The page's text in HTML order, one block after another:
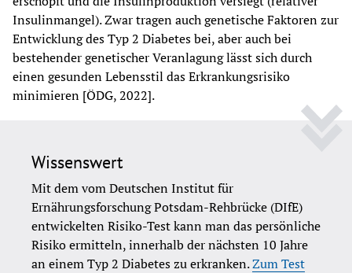
Insulinmangel). Zwar tragen auch genetische Faktoren zur
Entwicklung des Typ 2 Diabetes bei, aber auch bei
bestehender genetischer Veranlagung lässt sich durch
einen gesunden Lebensstil das Erkrankungsrisiko
minimieren [ÖDG, 2022].
Wissenswert
Mit dem vom Deutschen Institut für
Ernährungsforschung Potsdam-Rehbrücke (DIfE)
entwickelten Risiko-Test kann man das persönliche
Risiko ermitteln, innerhalb der nächsten 10 Jahre
an einem Typ 2 Diabetes zu erkranken. Zum Test